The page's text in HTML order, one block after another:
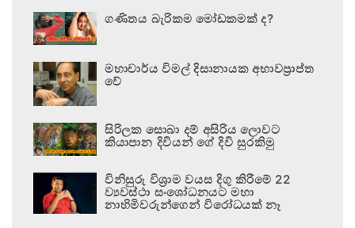
ගණිතය බැරිකම මෝඩකමක් ද?
මහාචාර්ය විමල් දිසානායක අභාවප්‍රාප්ත
වේ
සිරිලක සොබා දම් අසිරිය ලොවට
කියාපාන දිවියන් ගේ දිවි සුරකිමු
විනිසුරු විශ්‍රාම වයස දිගු කිරීමේ 22
ව්‍යවස්ථා සංශෝධනයට මහා
නාහිමිවරුන්ගෙන් විරෝධයක් නෑ